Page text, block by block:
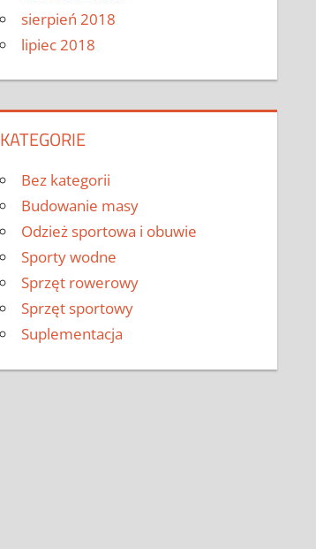
sierpień 2018
lipiec 2018
KATEGORIE
Bez kategorii
Budowanie masy
Odzież sportowa i obuwie
Sporty wodne
Sprzęt rowerowy
Sprzęt sportowy
Suplementacja